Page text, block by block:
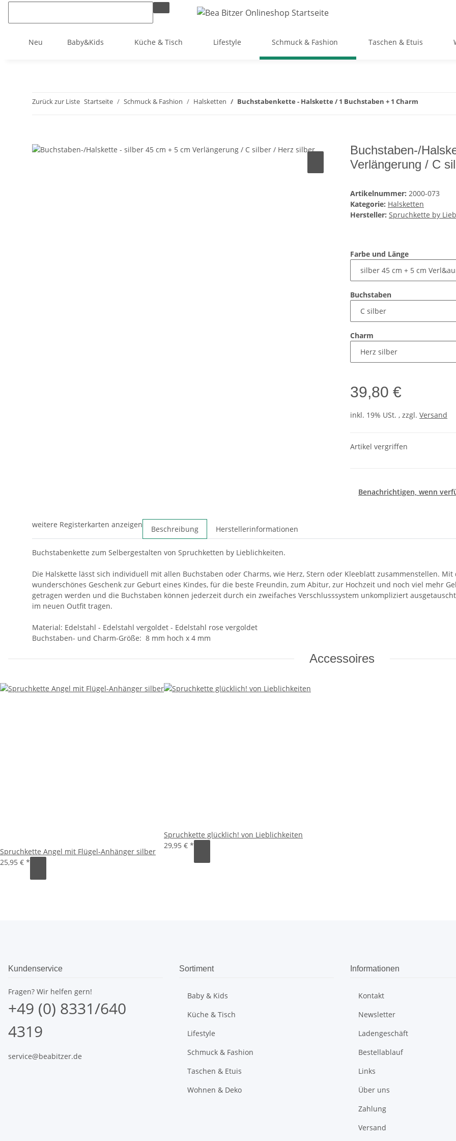
Neu Baby&Kids Küche & Tisch Lifestyle Schmuck & Fashion Taschen & Etuis
Zurück zur Liste Startseite Schmuck & Fashion Halsketten Buchstabenkette - Halskette / 1 Buchstaben + 1 Charm
Buchstaben-/
Verlängerung / C
Artikelnummer: 2000-073
Kategorie: Halsketten
Hersteller: Spruchkette by
Farbe und Länge
Buchstaben
Charm
39,80 €
inkl. 19% USt. , zzgl. Versand
Artikel vergriffen
Benachrichtigen, wenn
weitere Registerkarten anzeigen Beschreibung Herstellerinformationen
Buchstabenkette zum Selbergestalten von Spruchketten by Lieblichkeiten.
Die Halskette lässt sich individuell mit allen Buchstaben oder Charms, wie Herz, Stern oder Kleeblatt zusammenstellen.
wunderschönes Geschenk zur Geburt eines Kindes, für die beste Freundin, zum Abitur, zur Hochzeit und noch viel mehr
getragen werden und die Buchstaben können jederzeit durch ein zweifaches Verschlusssystem unkompliziert
im neuen Outfit tragen.
Material: Edelstahl - Edelstahl vergoldet - Edelstahl rose vergoldet
Buchstaben- und Charm-Größe: 8 mm hoch x 4 mm
Accessoires
Spruchkette Angel mit Flügel-Anhänger silber
25,95 € *
Spruchkette glücklich! von Lieblichkeiten
29,95 € *
Kundenservice
Fragen? Wir helfen gern!
+49 (0) 8331/640
4319
service@beabitzer.de
Sortiment
Baby & Kids
Küche & Tisch
Lifestyle
Schmuck & Fashion
Taschen & Etuis
Wohnen & Deko
Informationen
Kontakt
Newsletter
Ladengeschäft
Bestellablauf
Links
Über uns
Zahlung
Versand